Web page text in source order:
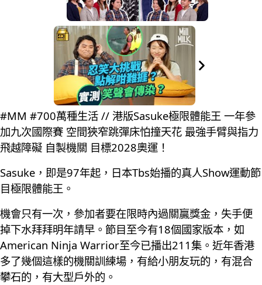
#MM #700萬種生活 // 港版Sasuke極限體能王 一年參
加九次國際賽 空間狹窄跳彈床怕撞天花 最強手臂與指力
飛越障礙 自製機關 目標2028奧運！
Sasuke，即是97年起，日本Tbs始播的真人Show運動節
目極限體能王。
機會只有一次，參加者要在限時內過關贏獎金，失手便
掉下水拜拜明年請早。節目至今有18個國家版本，如
American Ninja Warrior至今已播出211集。近年香港
多了幾個這樣的機關訓練場，有給小朋友玩的，有混合
攀石的，有大型戶外的。